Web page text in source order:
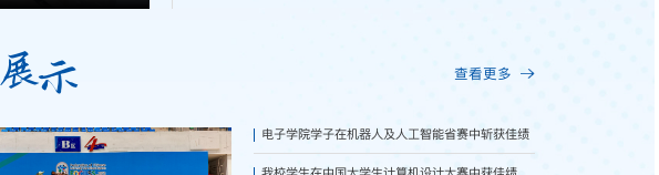
展示 查看更多
电子学院学子在机器人及人工智能省赛中斩获佳绩